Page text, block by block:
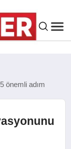
önemli adım